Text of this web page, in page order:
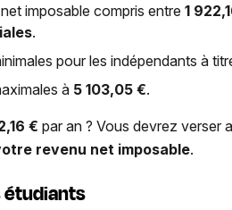
imposable compris entre1
.
pour les indépendants à
à 5 103,05 €.
€ par an ? Vous devrez verser
revenu net imposable.
étudiants